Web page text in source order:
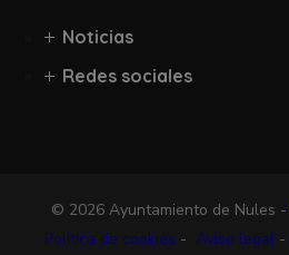
Noticias
Redes sociales
© 2026 Ayuntamiento de Nules -
Política de cookies - Aviso legal-